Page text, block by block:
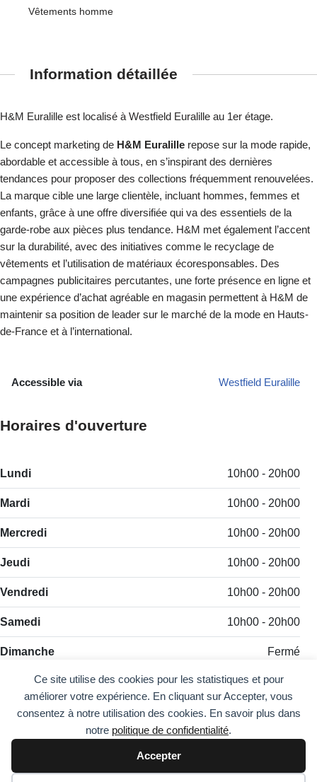
Ce site utilise des cookies pour les statistiques et pour
améliorer votre expérience. En cliquant sur Accepter, vous
consentez à notre utilisation des cookies. En savoir plus dans
notre politique de confidentialité.
Accepter
Vêtements homme
Information détaillée
H&M Euralille est localisé à Westfield Euralille au 1er étage.
Le concept marketing de H&M Euralille repose sur la mode rapide,
abordable et accessible à tous, en s’inspirant des dernières
tendances pour proposer des collections fréquemment renouvelées.
La marque cible une large clientèle, incluant hommes, femmes et
enfants, grâce à une offre diversifiée qui va des essentiels de la
garde-robe aux pièces plus tendance. H&M met également l’accent
sur la durabilité, avec des initiatives comme le recyclage de
vêtements et l’utilisation de matériaux écoresponsables. Des
campagnes publicitaires percutantes, une forte présence en ligne et
une expérience d’achat agréable en magasin permettent à H&M de
maintenir sa position de leader sur le marché de la mode en Hauts-
de-France et à l’international.
Accessible via Westfield Euralille
Horaires d'ouverture
Lundi 10h00 - 20h00
Mardi 10h00 - 20h00
Mercredi 10h00 - 20h00
Jeudi 10h00 - 20h00
Vendredi 10h00 - 20h00
Samedi 10h00 - 20h00
Dimanche Fermé